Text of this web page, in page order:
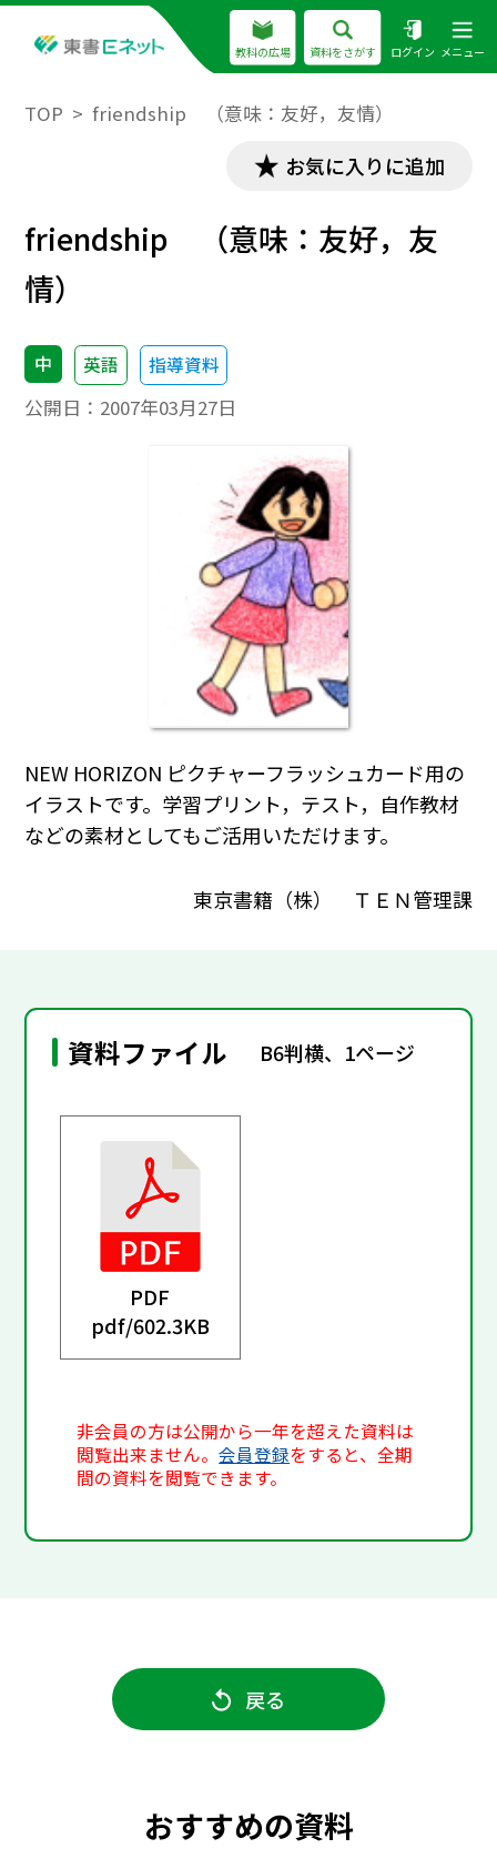
教科の広場 資料をさがす ログイン メニュー
TOP friendship （意味：友好，友情）
お気に入りに追加
friendship （意味：友好，友
情）
中 英語 指導資料
公開日： 2007年03月27日
NEW HORIZON ピクチャーフラッシュカード用の
イラストです。学習プリント，テスト，自作教材
などの素材としてもご活用いただけます。
東京書籍（株） ＴＥＮ管理課
資料ファイル B6判横、1ページ
PDF
pdf/602.3KB
非会員の方は公開から一年を超えた資料は
閲覧出来ません。会員登録をすると、全期
間の資料を閲覧できます。
戻る
おすすめの資料